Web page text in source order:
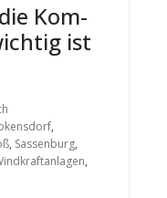
Kom­
ist
,
, Sassenburg,
,